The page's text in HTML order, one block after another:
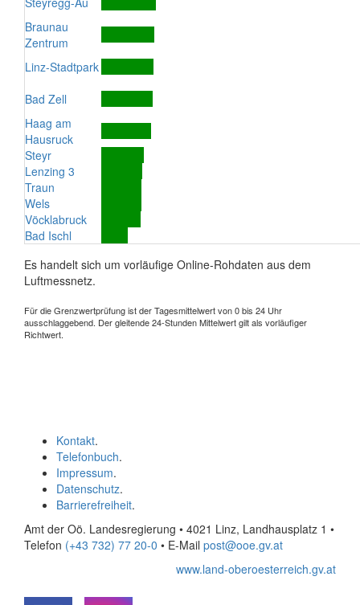
Braunau
Zentrum
Linz-Stadtpark
Bad Zell
Haag am
Hausruck
Steyr
Lenzing 3
Traun
Wels
Vöcklabruck
Bad Ischl
Es handelt sich um vorläufige Online-Rohdaten aus dem
Luftmessnetz.
Für die Grenzwertprüfung ist der Tagesmittelwert von 0 bis 24 Uhr
ausschlaggebend. Der gleitende 24-Stunden Mittelwert gilt als vorläufiger
Richtwert.
Kontakt.
Telefonbuch.
Impressum.
Datenschutz.
Barrierefreiheit.
Amt der Oö. Landesregierung • 4021 Linz, Landhausplatz 1 •
Telefon (+43 732) 77 20-0 • E-Mail post@ooe.gv.at
www.land-oberoesterreich.gv.at